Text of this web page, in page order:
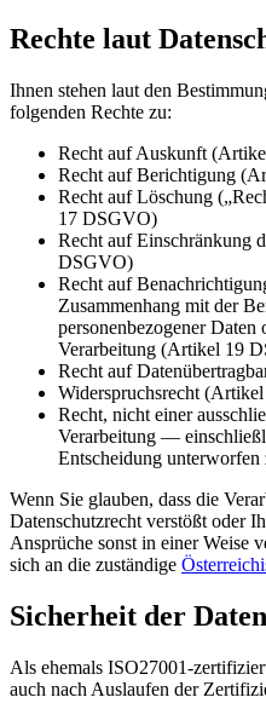
Rechte laut
Ihnen stehen laut den
folgenden Rechte zu:
Recht auf Auskunft
Recht auf Berichtigung
Recht auf Löschung
17 DSGVO)
Recht auf Einschränkung
DSGVO)
Recht auf
Zusammenhang mit der
personenbezogener
Verarbeitung (Artikel 19
Recht auf
Widerspruchsrecht
Recht, nicht einer
Verarbeitung —
Entscheidung
Wenn Sie glauben, dass die
Datenschutzrecht verstößt oder
Ansprüche sonst in einer Weise
sich an die zuständige
Sicherheit der
Als ehemals ISO27001-
auch nach Auslaufen der